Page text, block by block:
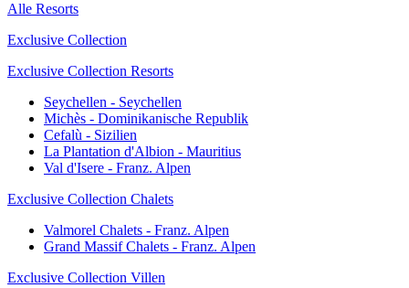
Alle Resorts
Exclusive Collection
Exclusive Collection Resorts
Seychellen - Seychellen
Michès - Dominikanische Republik
Cefalù - Sizilien
La Plantation d'Albion - Mauritius
Val d'Isere - Franz. Alpen
Exclusive Collection Chalets
Valmorel Chalets - Franz. Alpen
Grand Massif Chalets - Franz. Alpen
Exclusive Collection Villen